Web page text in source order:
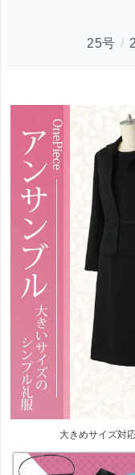
25号 /
大きめサイズ対